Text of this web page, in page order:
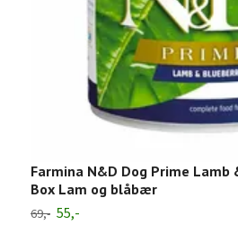
Farmina N&D Dog Prime Lamb
Box Lam og blåbær
69,- 55,-